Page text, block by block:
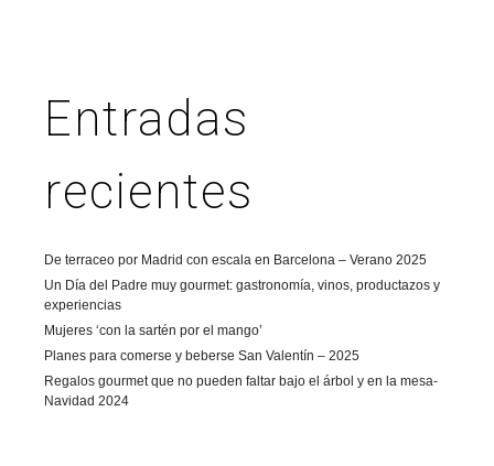
Entradas
recientes
De terraceo por Madrid con escala en Barcelona – Verano 2025
Un Día del Padre muy gourmet: gastronomía, vinos, productazos y
experiencias
Mujeres ‘con la sartén por el mango’
Planes para comerse y beberse San Valentín – 2025
Regalos gourmet que no pueden faltar bajo el árbol y en la mesa-
Navidad 2024